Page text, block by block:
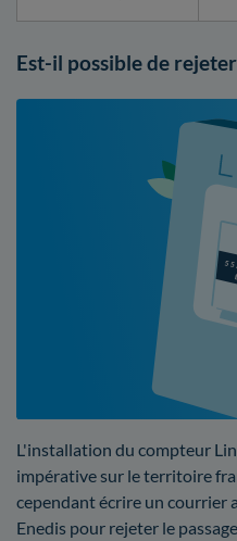
Est-il possible de
L'installation du compteur
impérative sur le territoire
cependant écrire un courrier
Enedis pour rejeter le